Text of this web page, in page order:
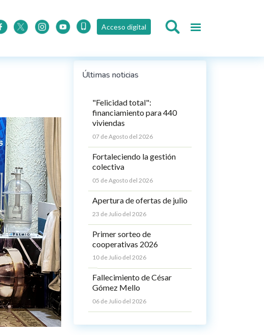
Acceso digital
Últimas noticias
"Felicidad total":
financiamiento para 440
viviendas
07 de Agosto del 2026
Fortaleciendo la gestión
colectiva
05 de Agosto del 2026
Apertura de ofertas de julio
23 de Julio del 2026
Primer sorteo de
cooperativas 2026
10 de Julio del 2026
Fallecimiento de César
Gómez Mello
06 de Julio del 2026